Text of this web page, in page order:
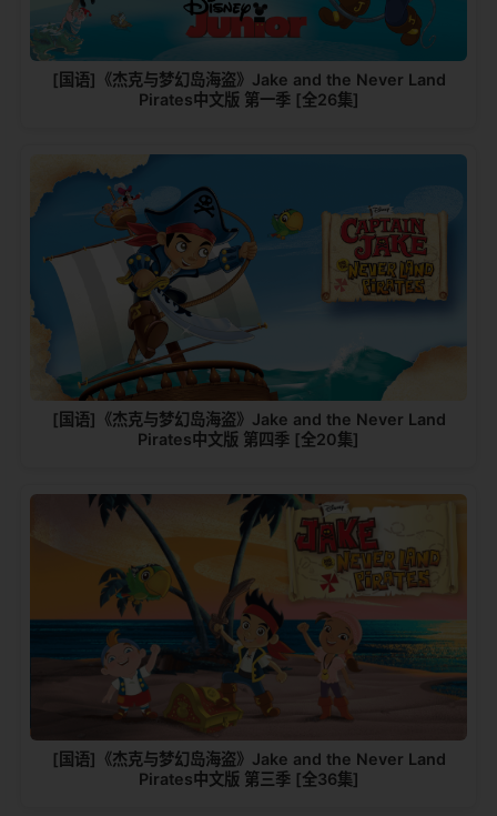
[国语]《杰克与梦幻岛海盗》Jake and the Never Land
Pirates中文版 第一季 [全26集]
[国语]《杰克与梦幻岛海盗》Jake and the Never Land
Pirates中文版 第四季 [全20集]
[国语]《杰克与梦幻岛海盗》Jake and the Never Land
Pirates中文版 第三季 [全36集]